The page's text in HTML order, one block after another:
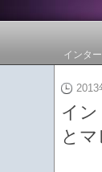
インタ
2013
イ
と